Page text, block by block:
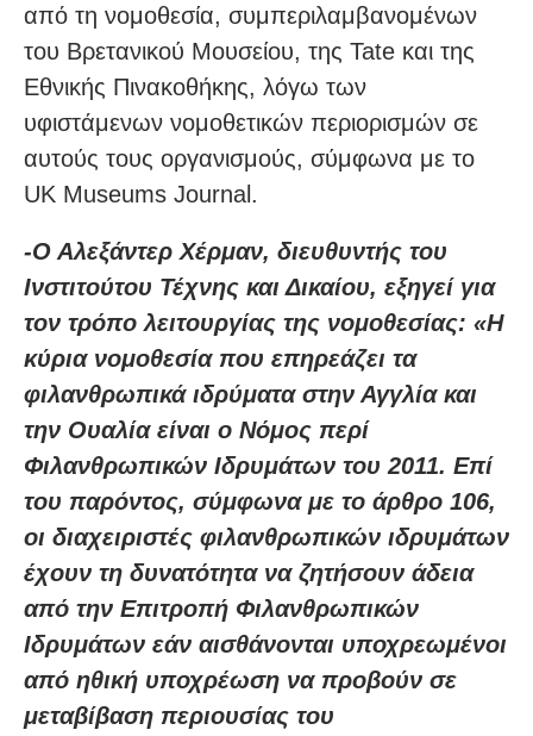
από τη νομοθεσία, συμπεριλαμβανομένων
του Βρετανικού Μουσείου, της Tate και της
Εθνικής Πινακοθήκης, λόγω των
υφιστάμενων νομοθετικών περιορισμών σε
αυτούς τους οργανισμούς, σύμφωνα με το
UK Museums Journal.
-Ο Αλεξάντερ Χέρμαν, διευθυντής του
Ινστιτούτου Τέχνης και Δικαίου, εξηγεί για
τον τρόπο λειτουργίας της νομοθεσίας: «Η
κύρια νομοθεσία που επηρεάζει τα
φιλανθρωπικά ιδρύματα στην Αγγλία και
την Ουαλία είναι ο Νόμος περί
Φιλανθρωπικών Ιδρυμάτων του 2011. Επί
του παρόντος, σύμφωνα με το άρθρο 106,
οι διαχειριστές φιλανθρωπικών ιδρυμάτων
έχουν τη δυνατότητα να ζητήσουν άδεια
από την Επιτροπή Φιλανθρωπικών
Ιδρυμάτων εάν αισθάνονται υποχρεωμένοι
από ηθική υποχρέωση να προβούν σε
μεταβίβαση περιουσίας του